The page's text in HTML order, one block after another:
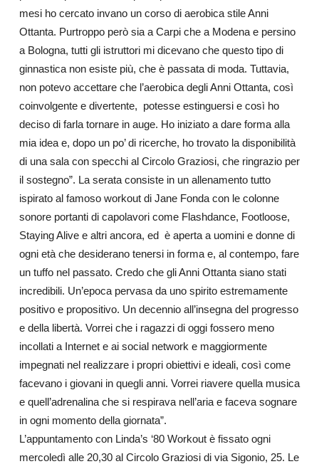
mesi ho cercato invano un corso di aerobica stile Anni
Ottanta. Purtroppo però sia a Carpi che a Modena e persino
a Bologna, tutti gli istruttori mi dicevano che questo tipo di
ginnastica non esiste più, che è passata di moda. Tuttavia,
non potevo accettare che l’aerobica degli Anni Ottanta, così
coinvolgente e divertente, potesse estinguersi e così ho
deciso di farla tornare in auge. Ho iniziato a dare forma alla
mia idea e, dopo un po’ di ricerche, ho trovato la disponibilità
di una sala con specchi al Circolo Graziosi, che ringrazio per
il sostegno”. La serata consiste in un allenamento tutto
ispirato al famoso workout di Jane Fonda con le colonne
sonore portanti di capolavori come Flashdance, Footloose,
Staying Alive e altri ancora, ed è aperta a uomini e donne di
ogni età che desiderano tenersi in forma e, al contempo, fare
un tuffo nel passato. Credo che gli Anni Ottanta siano stati
incredibili. Un’epoca pervasa da uno spirito estremamente
positivo e propositivo. Un decennio all’insegna del progresso
e della libertà. Vorrei che i ragazzi di oggi fossero meno
incollati a Internet e ai social network e maggiormente
impegnati nel realizzare i propri obiettivi e ideali, così come
facevano i giovani in quegli anni. Vorrei riavere quella musica
e quell’adrenalina che si respirava nell’aria e faceva sognare
in ogni momento della giornata”.
L’appuntamento con Linda’s ‘80 Workout è fissato ogni
mercoledì alle 20,30 al Circolo Graziosi di via Sigonio, 25. Le